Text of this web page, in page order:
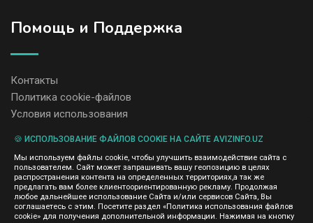
Помощь и Поддержка
Контакты
Политика cookie-файлов
Условия использования
содержание размещенных объявлений.
Мы ценим конфиденциальность наших пользователей. Мы не
передаем и не продаем личную информацию зарегистрированных
пользователей AvizInfo.uz третьим лицам. Мы не отвечаем за
правила конфиденциальности сайтов на которые ссылается
AvizInfo.uz. На некоторых страницах нашего сайта представлена
🍪 ИСПОЛЬЗОВАНИЕ ФАЙЛОВ COOKIE НА САЙТЕ AVIZINFO.UZ
Мы используем файлы cookie, чтобы улучшить взаимодействие сайта с
пользователем. Сайт может запрашивать вашу геопозицию в целях
распространения контента на определенных территориях,а так же
предлагать вам более клиентоориентированную рекламу. Продолжая
любое дальнейшее использование Сайта и/или сервисов Сайта, Вы
соглашаетесь с этим. Посетите раздел «Политика использования файлов
cookie» для получения дополнительной информации. Нажимая на кнопку